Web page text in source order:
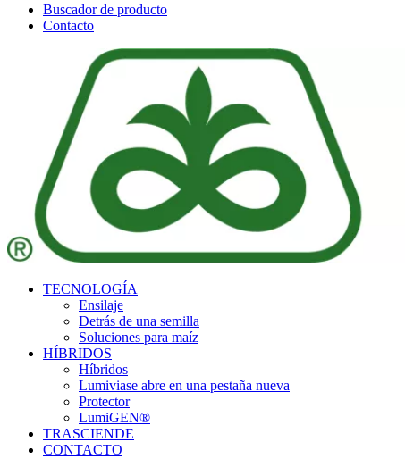
Buscador de producto
Contacto
TECNOLOGÍA
Ensilaje
Detrás de una semilla
Soluciones para maíz
HÍBRIDOS
Híbridos
Lumiviase abre en una pestaña nueva
Protector
LumiGEN®
TRASCIENDE
CONTACTO